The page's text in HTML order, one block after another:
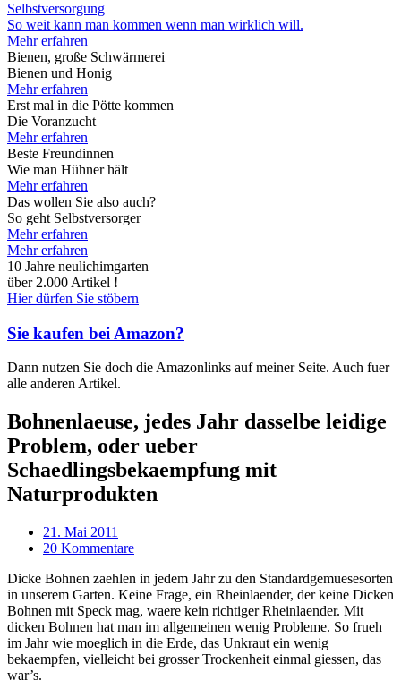
Selbstversorgung
So weit kann man kommen wenn man wirklich will.
Mehr erfahren
Bienen, große Schwärmerei
Bienen und Honig
Mehr erfahren
Erst mal in die Pötte kommen
Die Voranzucht
Mehr erfahren
Beste Freundinnen
Wie man Hühner hält
Mehr erfahren
Das wollen Sie also auch?
So geht Selbstversorger
Mehr erfahren
Mehr erfahren
10 Jahre neulichimgarten
über 2.000 Artikel !
Hier dürfen Sie stöbern
Sie kaufen bei Amazon?
Dann nutzen Sie doch die Amazonlinks auf meiner Seite. Auch fuer
alle anderen Artikel.
Bohnenlaeuse, jedes Jahr dasselbe leidige
Problem, oder ueber
Schaedlingsbekaempfung mit
Naturprodukten
21. Mai 2011
20 Kommentare
Dicke Bohnen zaehlen in jedem Jahr zu den Standardgemuesesorten
in unserem Garten. Keine Frage, ein Rheinlaender, der keine Dicken
Bohnen mit Speck mag, waere kein richtiger Rheinlaender. Mit
dicken Bohnen hat man im allgemeinen wenig Probleme. So frueh
im Jahr wie moeglich in die Erde, das Unkraut ein wenig
bekaempfen, vielleicht bei grosser Trockenheit einmal giessen, das
war’s.